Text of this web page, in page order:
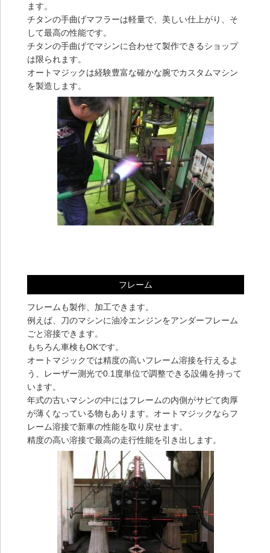
ます。
チタンの手曲げマフラーは軽量で、美しい仕上がり、そ
して最高の性能です。
チタンの手曲げでマシンに合わせて製作できるショップ
は限られます。
オートマジックは経験豊富な確かな腕でカスタムマシン
を製造します。
フレーム
フレームも製作、加工できます。
例えば、刀のマシンに油冷エンジンをアンダーフレーム
ごと溶接できます。
もちろん車検もOKです。
オートマジックでは精度の高いフレーム溶接を行えるよ
う、レーザー測光で0.1度単位で調整できる設備を持って
います。
年式の古いマシンの中にはフレームの内側がサビて肉厚
が薄くなっている物もあります。オートマジックならフ
レーム溶接で新車の性能を取り戻せます。
精度の高い溶接で最高の走行性能を引き出します。